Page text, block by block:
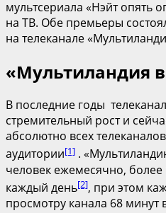
мультсериала «Нэйт опять
на ТВ. Обе премьеры
на телеканале
«Мультиландия
В последние годы
стремительный рост и
абсолютно всех
аудитории[1] .
человек ежемесячно,
каждый день[2], при этом
просмотру канала 68 минут